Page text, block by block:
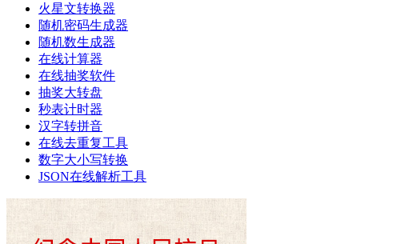
火星文转换器
随机密码生成器
随机数生成器
在线计算器
在线抽奖软件
抽奖大转盘
秒表计时器
汉字转拼音
在线去重复工具
数字大小写转换
JSON在线解析工具